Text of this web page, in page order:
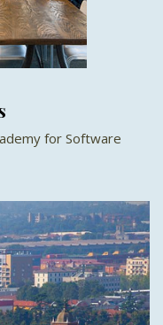
for Software